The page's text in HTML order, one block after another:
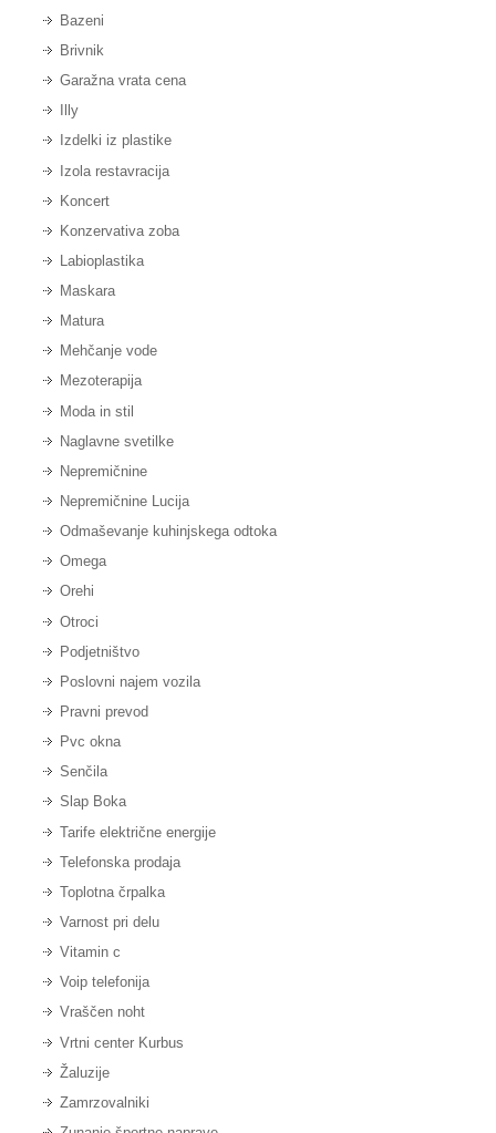
Bazeni
Brivnik
Garažna vrata cena
Illy
Izdelki iz plastike
Izola restavracija
Koncert
Konzervativa zoba
Labioplastika
Maskara
Matura
Mehčanje vode
Mezoterapija
Moda in stil
Naglavne svetilke
Nepremičnine
Nepremičnine Lucija
Odmaševanje kuhinjskega odtoka
Omega
Orehi
Otroci
Podjetništvo
Poslovni najem vozila
Pravni prevod
Pvc okna
Senčila
Slap Boka
Tarife električne energije
Telefonska prodaja
Toplotna črpalka
Varnost pri delu
Vitamin c
Voip telefonija
Vraščen noht
Vrtni center Kurbus
Žaluzije
Zamrzovalniki